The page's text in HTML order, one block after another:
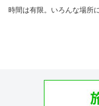
時間は有限。いろんな場所